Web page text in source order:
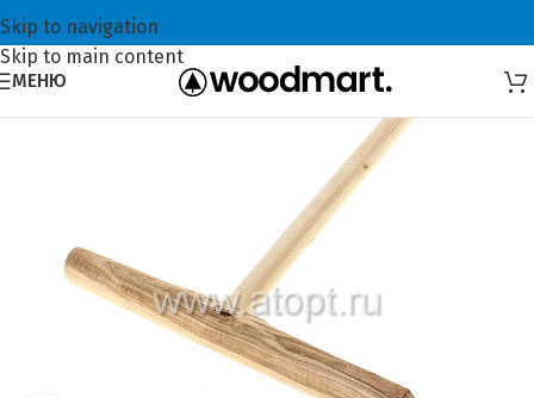
Skip to navigation
Skip to main content
МЕНЮ